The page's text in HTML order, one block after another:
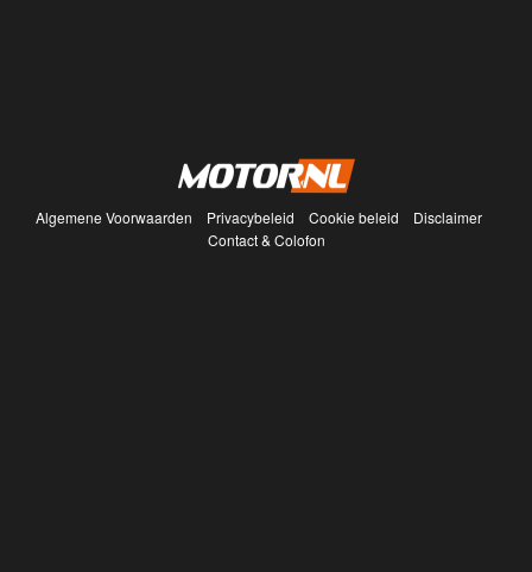
Algemene Voorwaarden Privacybeleid Cookie beleid
Disclaimer
Contact & Colofon